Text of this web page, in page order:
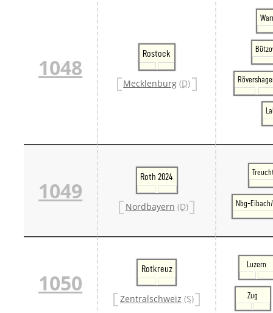
1048
Rostock
Mecklenburg (D)
1049
Roth 2024
Nordbayern (D) Nbg-
1050
Rotkreuz
Zentralschweiz (S)
Luzern
Zug